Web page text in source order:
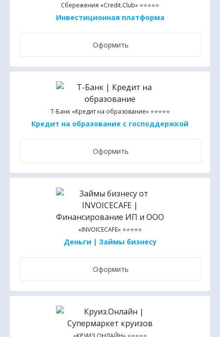
Сбережения «Credit.Club» ⭐⭐⭐⭐⭐
Инвестиционная платформа
Оформить
Т-Банк «Кредит на образование» ⭐⭐⭐⭐⭐
Кредит на образование с господдержкой
Оформить
«INVOICECAFE» ⭐⭐⭐⭐⭐
Деньги | Займы бизнесу
Оформить